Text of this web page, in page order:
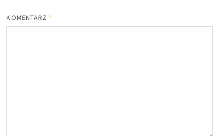
KOMENTARZ *